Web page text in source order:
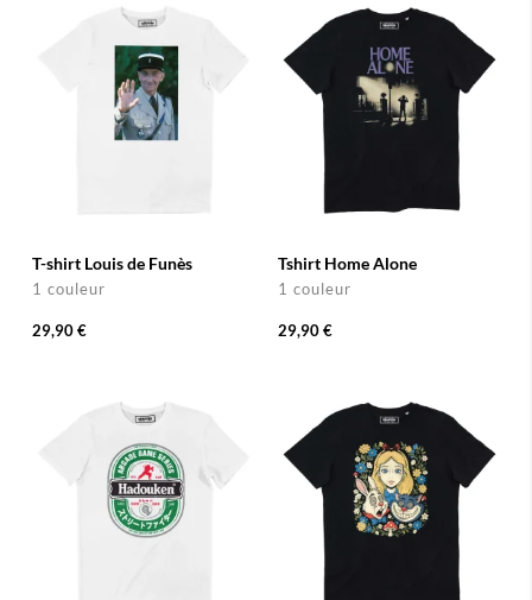
T-shirt Louis de Funès
1 couleur
29,90 €
Tshirt Home Alone
1 couleur
29,90 €